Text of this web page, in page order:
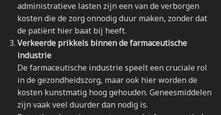
administratieve lasten zijn een van de verborgen
kosten die de zorg onnodig duur maken, zonder dat
de patiënt hier baat bij heeft.
Verkeerde prikkels binnen de farmaceutische
industrie
De farmaceutische industrie speelt een cruciale rol
in de gezondheidszorg, maar ook hier worden de
kosten kunstmatig hoog gehouden. Geneesmiddelen
zijn vaak veel duurder dan nodig is.